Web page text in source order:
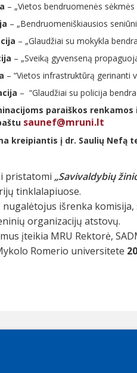
– „Vietos bendruomenės sėkmės
– „Bendruomeniškiausios
– „Glaudžiai su mokykla
– „Sveiką gyvenseną
– “Vietos infrastruktūrą gerinanti
– “Glaudžiai su policija
paraiškos renkamos
saunef@mruni.lt
kreipiantis į dr. Saulių Nefą
pristatomi „Savivaldybių
tinklalapiuose.
išrenka komisija,
organizacijų atstovų.
įteikia MRU Rektorė,
Romerio universitete